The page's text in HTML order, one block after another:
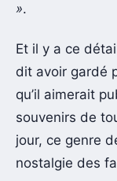
».
Et il y a ce
dit avoir gardé
qu’il aimerait
souvenirs de
jour, ce genre
nostalgie des